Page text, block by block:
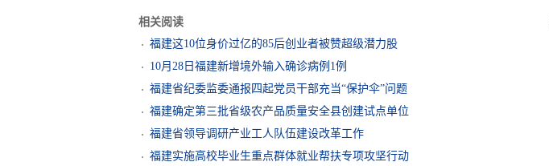
相关阅读
福建这10位身价过亿的85后创业者被赞超级潜力股
10月28日福建新增境外输入确诊病例1例
福建省纪委监委通报四起党员干部充当“保护伞”问题
福建确定第三批省级农产品质量安全县创建试点单位
福建省领导调研产业工人队伍建设改革工作
福建实施高校毕业生重点群体就业帮扶专项攻坚行动